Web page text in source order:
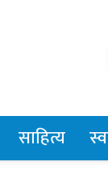
साहित्य